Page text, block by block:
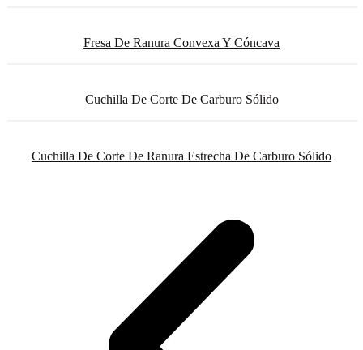
Fresa De Ranura Convexa Y Cóncava
Cuchilla De Corte De Carburo Sólido
Cuchilla De Corte De Ranura Estrecha De Carburo Sólido